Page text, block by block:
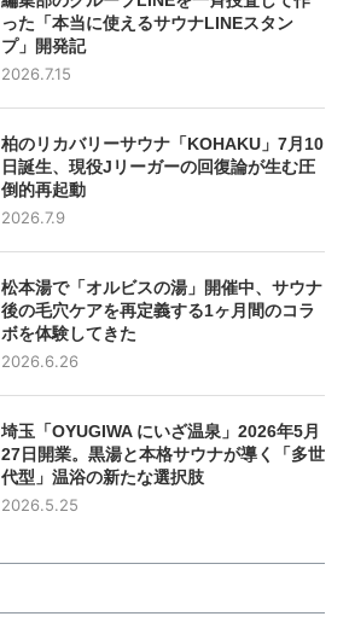
った「本当に使えるサウナLINEスタン
プ」開発記
2026.7.15
柏のリカバリーサウナ「KOHAKU」7月10
日誕生、現役Jリーガーの回復論が生む圧
倒的再起動
2026.7.9
松本湯で「オルビスの湯」開催中、サウナ
後の毛穴ケアを再定義する1ヶ月間のコラ
ボを体験してきた
2026.6.26
埼玉「OYUGIWA にいざ温泉」2026年5月
27日開業。黒湯と本格サウナが導く「多世
代型」温浴の新たな選択肢
2026.5.25